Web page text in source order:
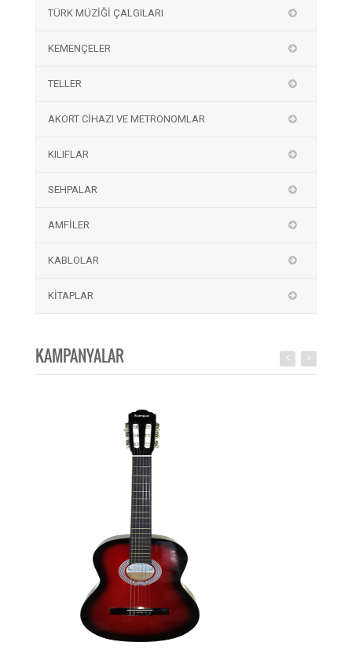
TÜRK MÜZİĞİ ÇALGILARI
KEMENÇELER
TELLER
AKORT CİHAZI VE METRONOMLAR
KILIFLAR
SEHPALAR
AMFİLER
KABLOLAR
KİTAPLAR
KAMPANYALAR